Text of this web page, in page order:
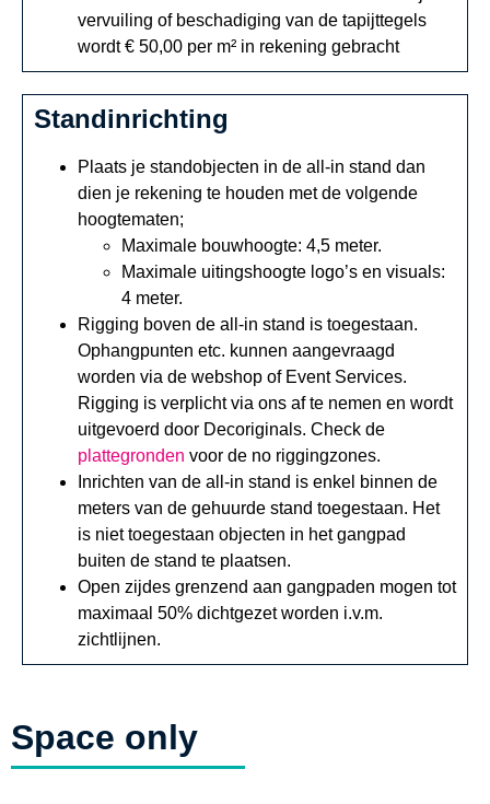
vervuiling of beschadiging van de tapijttegels
wordt € 50,00 per m² in rekening gebracht
Standinrichting
Plaats je standobjecten in de all-in stand dan
dien je rekening te houden met de volgende
hoogtematen;
Maximale bouwhoogte: 4,5 meter.
Maximale uitingshoogte logo’s en visuals:
4 meter.
Rigging boven de all-in stand is toegestaan.
Ophangpunten etc. kunnen aangevraagd
worden via de webshop of Event Services.
Rigging is verplicht via ons af te nemen en wordt
uitgevoerd door Decoriginals. Check de
plattegronden voor de no riggingzones.
Inrichten van de all-in stand is enkel binnen de
meters van de gehuurde stand toegestaan. Het
is niet toegestaan objecten in het gangpad
buiten de stand te plaatsen.
Open zijdes grenzend aan gangpaden mogen tot
maximaal 50% dichtgezet worden i.v.m.
zichtlijnen.
Space only